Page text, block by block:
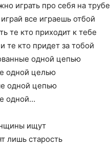
играть про себя на трубе
все играешь отбой
те кто приходит к тебе
те кто придет за тобой
одной цепью
одной целью
одной цепью
одной…
ищут
лишь старость